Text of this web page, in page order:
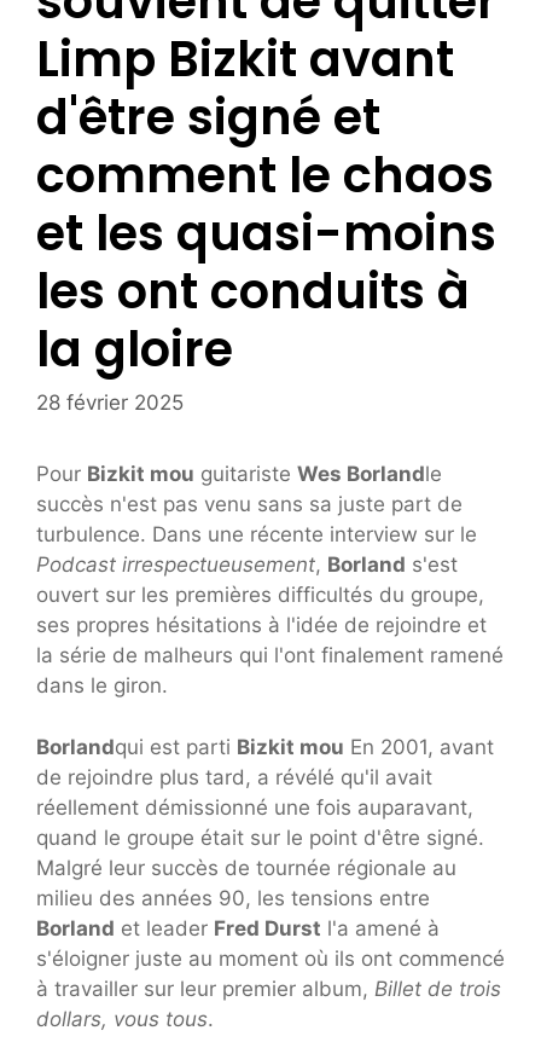
Limp Bizkit avant
d'être signé et
comment le chaos
et les quasi-moins
les ont conduits à
la gloire
28 février 2025
Pour Bizkit mou guitariste Wes Borlandle
succès n'est pas venu sans sa juste part de
turbulence. Dans une récente interview sur le
Podcast irrespectueusement, Borland s'est
ouvert sur les premières difficultés du groupe,
ses propres hésitations à l'idée de rejoindre et
la série de malheurs qui l'ont finalement ramené
dans le giron.
Borlandqui est parti Bizkit mou En 2001, avant
de rejoindre plus tard, a révélé qu'il avait
réellement démissionné une fois auparavant,
quand le groupe était sur le point d'être signé.
Malgré leur succès de tournée régionale au
milieu des années 90, les tensions entre
Borland et leader Fred Durst l'a amené à
s'éloigner juste au moment où ils ont commencé
à travailler sur leur premier album, Billet de trois
dollars, vous tous.